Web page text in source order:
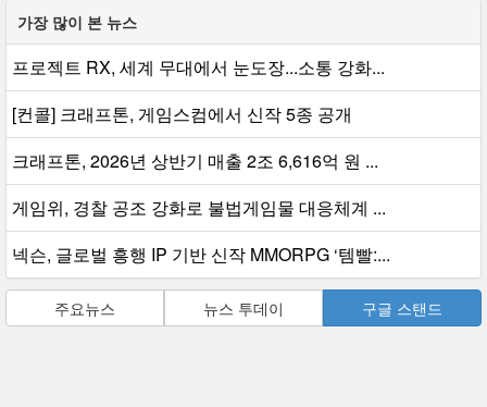
가장 많이 본 뉴스
프로젝트 RX, 세계 무대에서 눈도장...소통 강화...
[컨콜] 크래프톤, 게임스컴에서 신작 5종 공개
크래프톤, 2026년 상반기 매출 2조 6,616억 원 ...
게임위, 경찰 공조 강화로 불법게임물 대응체계 ...
넥슨, 글로벌 흥행 IP 기반 신작 MMORPG ‘템빨:...
주요뉴스 뉴스 투데이 구글 스탠드